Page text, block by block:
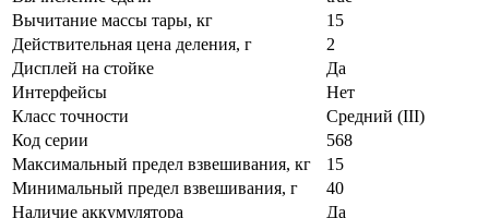
Вычитание массы тары, кг
15
Действительная цена деления, г
2
Дисплей на стойке
Да
Интерфейсы
Нет
Класс точности
Средний (III)
Код серии
568
Максимальный предел взвешивания, кг
15
Минимальный предел взвешивания, г
40
Наличие аккумулятора
Да